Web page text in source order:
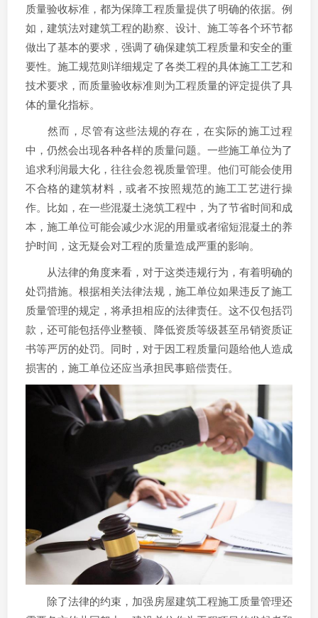
质量验收标准，都为保障工程质量提供了明确的依据。例
如，建筑法对建筑工程的勘察、设计、施工等各个环节都
做出了基本的要求，强调了确保建筑工程质量和安全的重
要性。施工规范则详细规定了各类工程的具体施工工艺和
技术要求，而质量验收标准则为工程质量的评定提供了具
体的量化指标。
然而，尽管有这些法规的存在，在实际的施工过程
中，仍然会出现各种各样的质量问题。一些施工单位为了
追求利润最大化，往往会忽视质量管理。他们可能会使用
不合格的建筑材料，或者不按照规范的施工工艺进行操
作。比如，在一些混凝土浇筑工程中，为了节省时间和成
本，施工单位可能会减少水泥的用量或者缩短混凝土的养
护时间，这无疑会对工程的质量造成严重的影响。
从法律的角度来看，对于这类违规行为，有着明确的
处罚措施。根据相关法律法规，施工单位如果违反了施工
质量管理的规定，将承担相应的法律责任。这不仅包括罚
款，还可能包括停业整顿、降低资质等级甚至吊销资质证
书等严厉的处罚。同时，对于因工程质量问题给他人造成
损害的，施工单位还应当承担民事赔偿责任。
除了法律的约束，加强房屋建筑工程施工质量管理还